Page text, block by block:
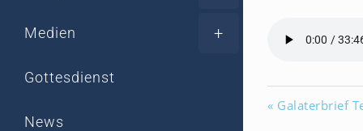
Medien
Gottesdienst
News
« Galaterbrief